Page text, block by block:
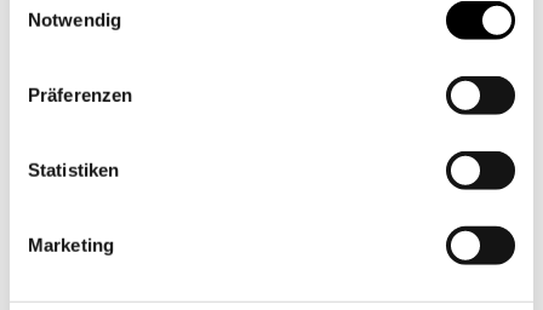
Notwendig
Präferenzen
Statistiken
Marketing
4 Nächte / € 680. – pro Person
im DZ Deluxe
4 Nächte / € 680. – pro Person
in der Junior
in der Rooftop